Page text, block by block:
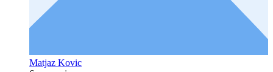
Matjaz Kovic